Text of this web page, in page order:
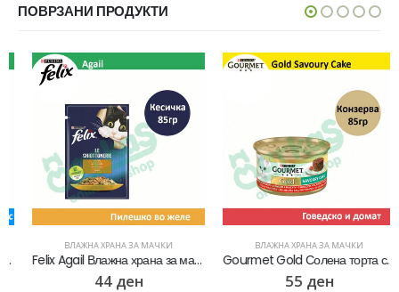
ПОВРЗАНИ ПРОДУКТИ
ВЛАЖНА ХРАНА ЗА МАЧКИ
Felix Agail Влажна храна за мачки со Пилешко во желе [Кесичка 85гр]
44ден
ВЛАЖНА ХРАНА ЗА МАЧКИ
Gourmet Gold Солена торта со Говедско и домат во сос [Конзерва 85гр]
55ден